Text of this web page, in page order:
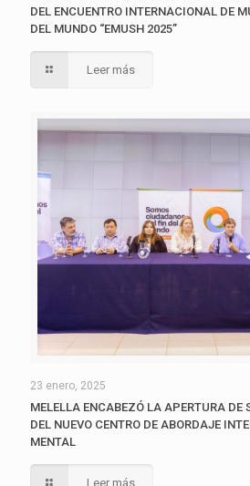
DEL ENCUENTRO INTERNACIONAL DE
DEL MUNDO “EMUSH 2025”
Leer más
23 enero, 2025
MELELLA ENCABEZÓ LA APERTURA DE
DEL NUEVO CENTRO DE ABORDAJE
MENTAL
Leer más